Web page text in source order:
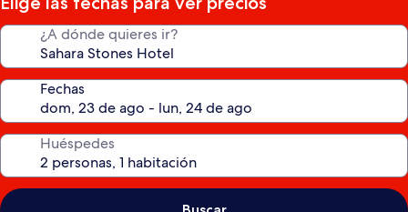
¿A dónde quieres ir?
Fechas
Huéspedes